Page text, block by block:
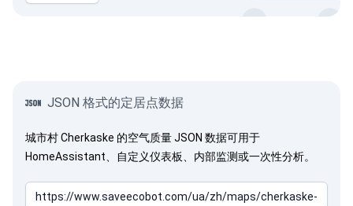
JSON 格式的定居点数据
城市村 Cherkaske 的空气质量 JSON 数据可用于
HomeAssistant、自定义仪表板、内部监测或一次性分析。